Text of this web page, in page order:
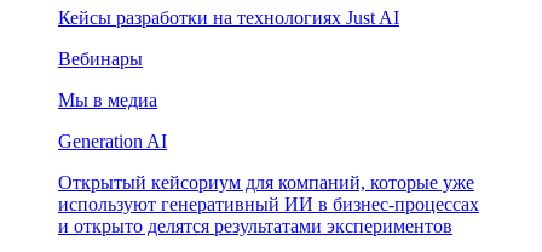
Кейсы разработки на технологиях Just AI
Вебинары
Мы в медиа
Generation AI
Открытый кейсориум для компаний, которые уже
используют генеративный ИИ в бизнес-процессах
и открыто делятся результатами экспериментов